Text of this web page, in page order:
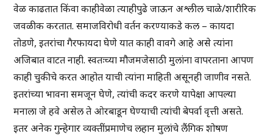
वेळ काढतात किंवा काहीवेळा त्याहीपुढे जाऊन अश्लील चाळे/शारीरिक
जवळीक करतात. समाजविरोधी वर्तन करण्याकडे कल – कायदा
तोडणे, इतरांचा गैरफायदा घेणे यात काही वावगे आहे असे त्यांना
अजिबात वाटत नाही. स्वतःच्या मौजमजेसाठी मुलांना वापरताना आपण
काही चुकीचे करत आहोत याची त्यांना माहिती असूनही जाणीव नसते.
इतरांच्या भावना समजून घेणे, त्यांची कदर करणे यापेक्षा आपल्या
मनाला जे हवे असेल ते ओरबाडून घेण्याची त्यांची बेपर्वा वृत्ती असते.
इतर अनेक गुन्हेगार व्यक्तींप्रमाणेच लहान मुलांचे लैंगिक शोषण